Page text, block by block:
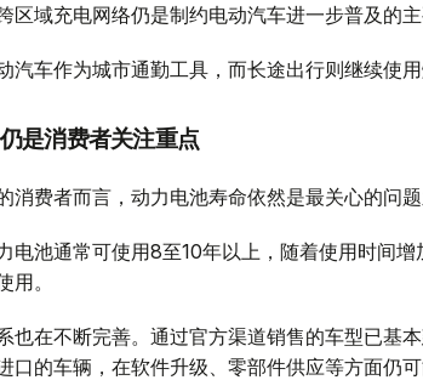
区域充电网络仍是制约电动汽车进一步普及的主
汽车作为城市通勤工具，而长途出行则继续使用
是消费者关注重点
消费者而言，动力电池寿命依然是最关心的问题
电池通常可使用8至10年以上，随着使用时间
。
也在不断完善。通过官方渠道销售的车型已基
口的车辆，在软件升级、零部件供应等方面仍可